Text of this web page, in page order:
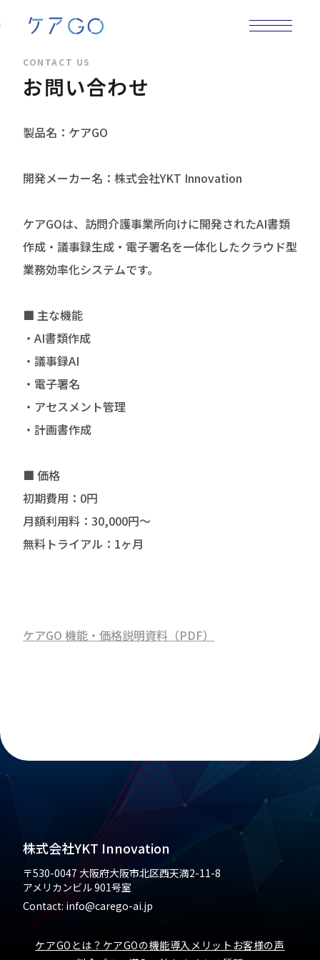
CONTACT US
お問い合わせ
製品名：ケアGO
開発メーカー名：株式会社YKT Innovation
ケアGOは、訪問介護事業所向けに開発されたAI書類
作成・議事録生成・電子署名を一体化したクラウド型
業務効率化システムです。
■ 主な機能
・AI書類作成
・議事録AI
・電子署名
・アセスメント管理
・計画書作成
■ 価格
初期費用：0円
月額利用料：30,000円〜
無料トライアル：1ヶ月
ケアGO 機能・価格説明資料（PDF）
株式会社YKT Innovation
〒530-0047大阪府大阪市北区西天満2-11-8
アメリカンビル 901号室
Contact: info@carego-ai.jp
ケアGOとは？ ケアGOの機能導入メリット お客様の声